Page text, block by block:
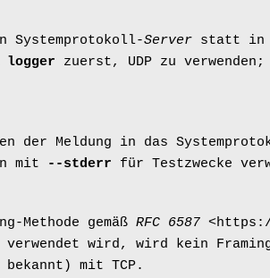
Systemprotokoll-Server statt in
logger zuerst, UDP zu
der Meldung in das
mit
--stderr für Testzwecke
Methode gemäß RFC 6587
verwendet wird, wird kein
mit TCP.